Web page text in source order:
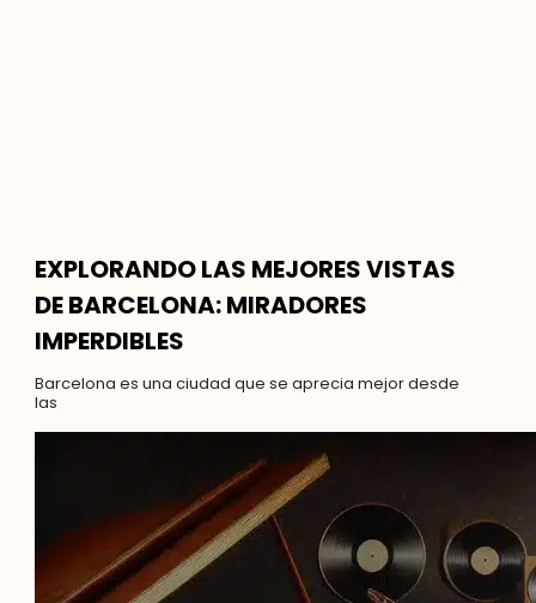
EXPLORANDO LAS MEJORES VISTAS
DE BARCELONA: MIRADORES
IMPERDIBLES
Barcelona es una ciudad que se aprecia mejor desde
las